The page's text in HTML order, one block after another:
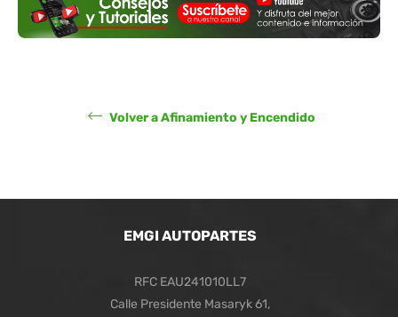
Volver a Afinamiento y Encendido
EMGI AUTOPARTES
RFC EAU241010LL7
Calle Presidente Masaryk 61,